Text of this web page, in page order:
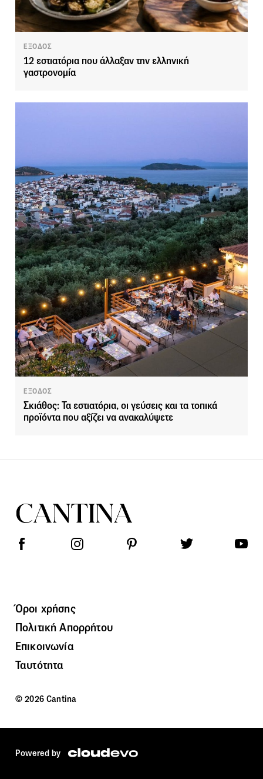
ΕΞΟΔΟΣ
12 εστιατόρια που άλλαξαν την ελληνική
γαστρονομία
ΕΞΟΔΟΣ
Σκιάθος: Τα εστιατόρια, οι γεύσεις και τα τοπικά
προϊόντα που αξίζει να ανακαλύψετε
Όροι χρήσης
Πολιτική Απορρήτου
Επικοινωνία
Ταυτότητα
© 2026 Cantina
Powered by